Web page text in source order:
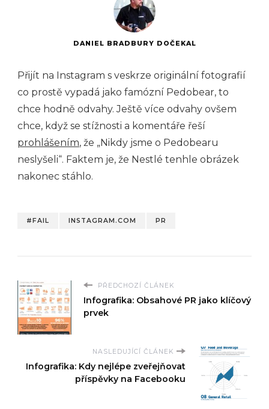
DANIEL BRADBURY DOČEKAL
Přijít na Instagram s veskrze originální fotografií
co prostě vypadá jako famózní Pedobear, to
chce hodně odvahy. Ještě více odvahy ovšem
chce, když se stížnosti a komentáře řeší
prohlášením, že „Nikdy jsme o Pedobearu
neslyšeli“. Faktem je, že Nestlé tenhle obrázek
nakonec stáhlo.
#FAIL INSTAGRAM.COM PR
PŘEDCHOZÍ ČLÁNEK
Infografika: Obsahové PR jako klíčový
prvek
NASLEDUJÍCÍ ČLÁNEK
Infografika: Kdy nejlépe zveřejňovat
příspěvky na Facebooku